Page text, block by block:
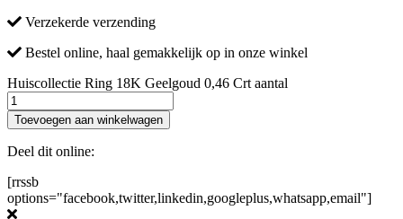
Verzekerde verzending
Bestel online, haal gemakkelijk op in onze winkel
Huiscollectie Ring 18K Geelgoud 0,46 Crt aantal
Toevoegen aan winkelwagen
Deel dit online:
[rrssb
options="facebook,twitter,linkedin,googleplus,whatsapp,email"]